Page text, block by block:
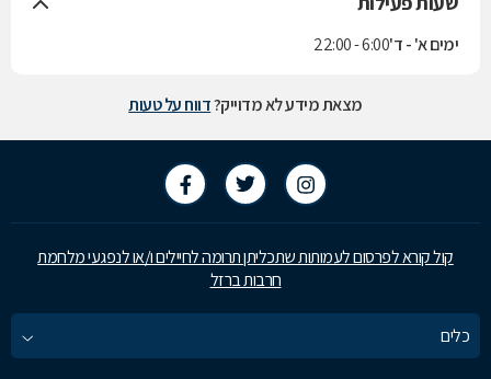
ימים א' - ד'6:00 - 22:00
מצאת מידע לא מדוייק?דווח על טעות
קול קורא לפרסום לעמותות שתכליתן תרומה לחיילים ו/או לנפגעי מלחמת
חרבות ברזל
כלים